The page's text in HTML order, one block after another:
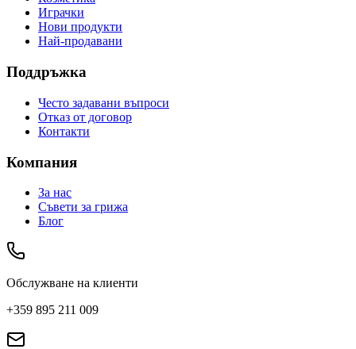
Играчки
Нови продукти
Най-продавани
Поддръжка
Често задавани въпроси
Отказ от договор
Контакти
Компания
За нас
Съвети за грижа
Блог
Обслужване на клиенти
+359 895 211 009